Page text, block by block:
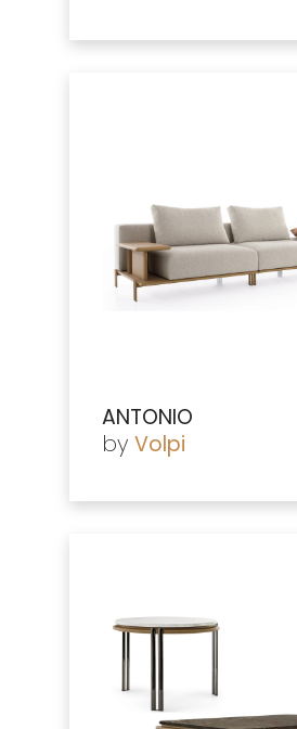
ANTONIO
by Volpi